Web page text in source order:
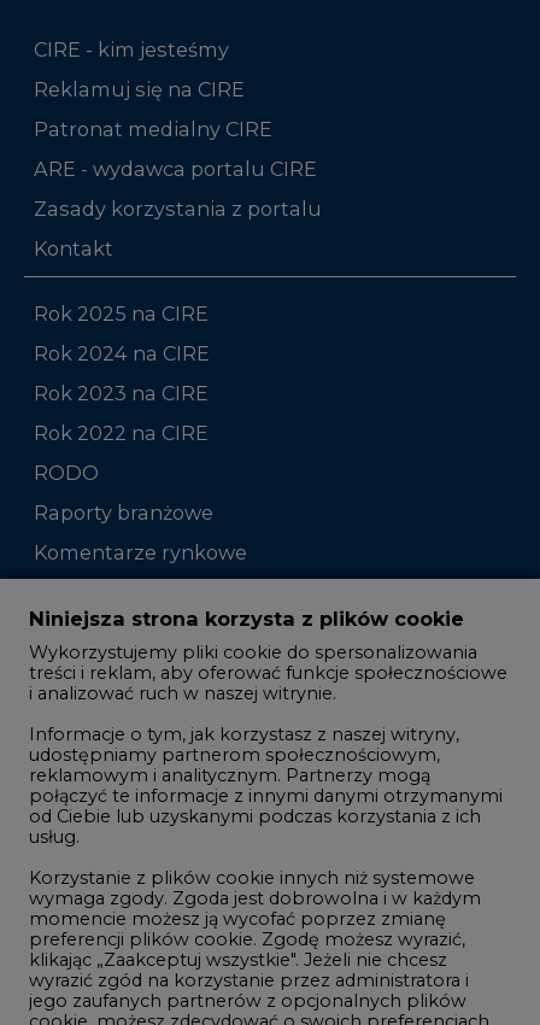
CIRE - kim jesteśmy
Reklamuj się na CIRE
Patronat medialny CIRE
ARE - wydawca portalu CIRE
Zasady korzystania z portalu
Kontakt
Rok 2025 na CIRE
Rok 2024 na CIRE
Rok 2023 na CIRE
Rok 2022 na CIRE
RODO
Raporty branżowe
Komentarze rynkowe
Zmiany kadrowe na rynku
Studio CIRE
Rozmowy o energetyce
Gospodarka
Geopolityka
LTE450
Innowacje i AI
Telekomunikacja i IT
Handel emisjami CO2
Wodór
Niniejsza strona korzysta z plików cookie
Wykorzystujemy pliki cookie do spersonalizowania
treści i reklam, aby oferować funkcje społecznościowe
i analizować ruch w naszej witrynie.
Informacje o tym, jak korzystasz z naszej witryny,
udostępniamy partnerom społecznościowym,
reklamowym i analitycznym. Partnerzy mogą
połączyć te informacje z innymi danymi otrzymanymi
od Ciebie lub uzyskanymi podczas korzystania z ich
usług.
Korzystanie z plików cookie innych niż systemowe
wymaga zgody. Zgoda jest dobrowolna i w każdym
momencie możesz ją wycofać poprzez zmianę
preferencji plików cookie. Zgodę możesz wyrazić,
klikając „Zaakceptuj wszystkie". Jeżeli nie chcesz
wyrazić zgód na korzystanie przez administratora i
jego zaufanych partnerów z opcjonalnych plików
cookie, możesz zdecydować o swoich preferencjach